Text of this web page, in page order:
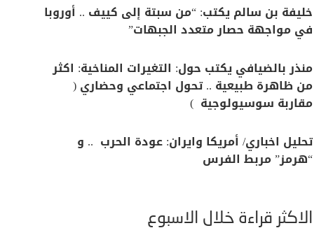
خليفة بن سالم يكتب: “من سبتة إلى كييف .. أوروبا
في مواجهة حصار متعدد الجبهات”
منذر بالضيافي يكتب حول: التغيرات المناخية: اكثر
من ظاهرة طبيعية .. تحول اجتماعي وحضاري (
مقاربة سوسيولوجية )
تحليل اخباري/ أمريكا وايران: عودة الحرب .. و
“هرمز” مربط الفرس
الأكثر قراءة خلال الأسبوع